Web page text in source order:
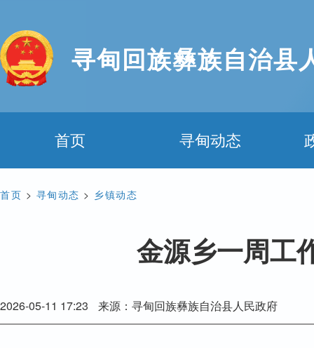
寻甸回族彝族自治县
首页 寻甸动态
首页 > 寻甸动态 > 乡镇动态
金源乡一周工
2026-05-11 17:23 来源：寻甸回族彝族自治县人民政府